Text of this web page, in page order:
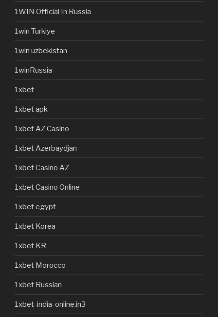
1WIN Official In Russia
1win Turkiye
1win uzbekistan
1winRussia
1xbet
1xbet apk
1xbet AZ Casino
1xbet Azerbaydjan
1xbet Casino AZ
1xbet Casino Online
1xbet egypt
1xbet Korea
1xbet KR
1xbet Morocco
1xbet Russian
1xbet-india-online.in3